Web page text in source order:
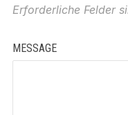
Erforderliche Felder
MESSAGE